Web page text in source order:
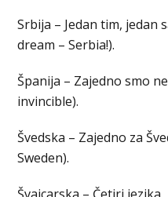
Srbija – Jedan tim, jedan
dream – Serbia!).
Španija – Zajedno smo
invincible).
Švedska – Zajedno za
Sweden).
Švajcarska – Četiri